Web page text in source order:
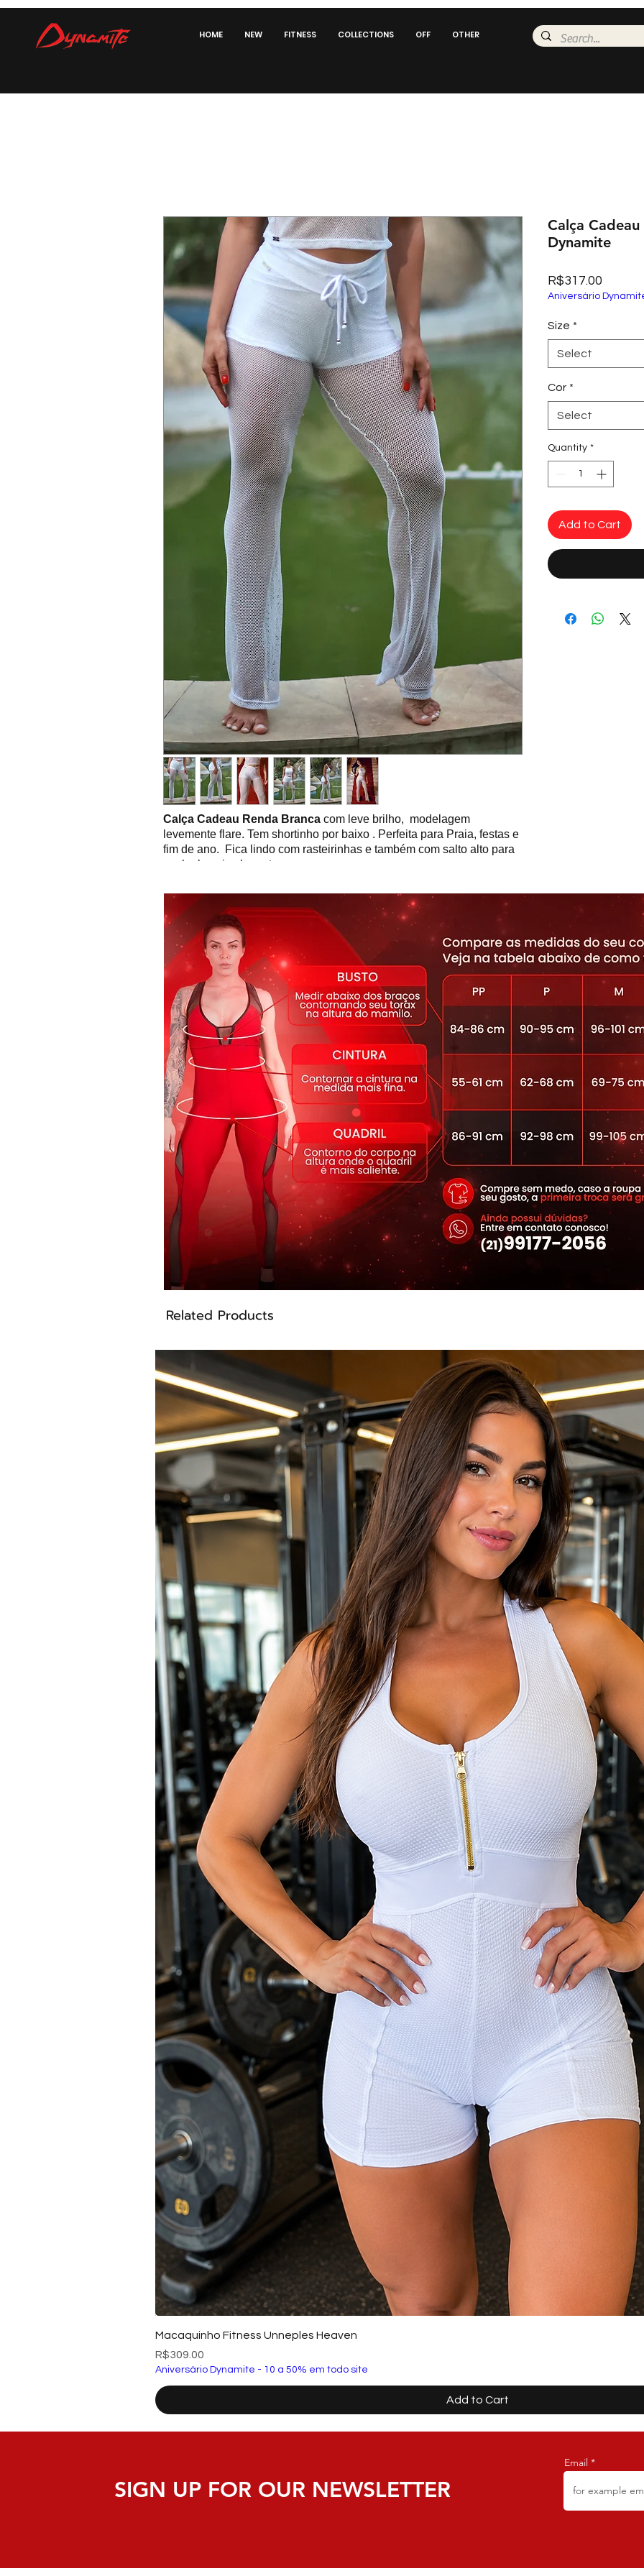
HOME NEW FITNESS COLLECTIONS OFF OTHER
Calça Cadeau Renda Branca com leve brilho, modelagem
levemente flare. Tem shortinho por baixo . Perfeita para Praia, festas e
fim de ano. Fica lindo com rasteirinhas e também com salto alto para
um look mais elegante.
cropped Cadeau Renda Branca.
TECNOLOGIA DO TECIDO:
-
Lycra Trilobal e tela arrastão
- Secagem rápida
- Brilho
- Elasticidade
- Composição: 85% Poliamida 15% Elastano
- Modelo B8000
- Cor Branco
- Lavar a mão
Modelo Medidas
•Quadril 102 cm
• Cintura 67 cm
• Busto 90 cm
• Modelo Veste tam M
• Altura 1.71 cm
Calça
Dynamite
R$317.00
Aniversário
Size *
Select
Cor *
Select
Quantity *
Add to Cart
Related Products
Macaquinho Fitness Unneples Heaven
Price
R$309.00
Aniversário Dynamite - 10 a 50% em todo site
Add to Cart
SIGN UP FOR OUR NEWSLETTER
Email